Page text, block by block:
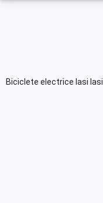
Biciclete electrice Iasi Iasi